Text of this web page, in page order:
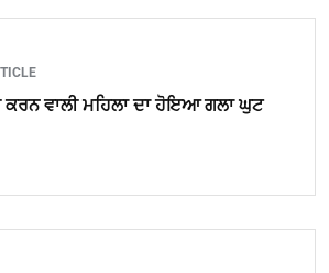
ਵਾਲੀ ਮਹਿਲਾ ਦਾ ਹੋਇਆ ਗਲਾ ਘੁਟ